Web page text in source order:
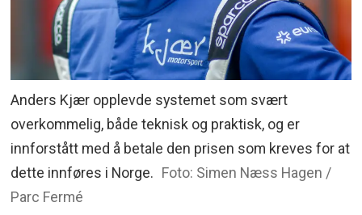
Anders Kjær opplevde systemet som svært
overkommelig, både teknisk og praktisk, og er
innforstått med å betale den prisen som kreves for at
dette innføres i Norge. Foto: Simen Næss Hagen /
Parc Fermé